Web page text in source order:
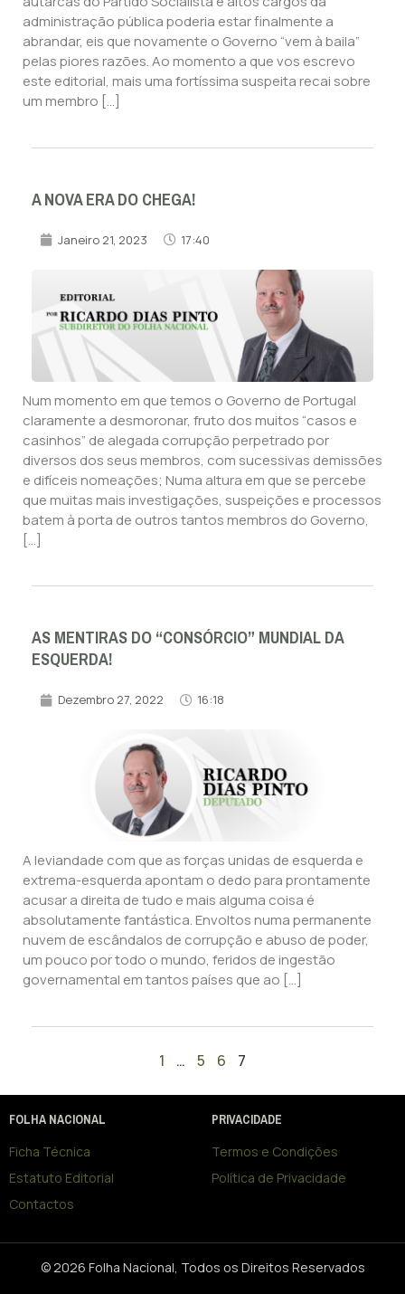
administração pública poderia estar finalmente a
abrandar, eis que novamente o Governo “vem à baila”
pelas piores razões. Ao momento a que vos escrevo
este editorial, mais uma fortíssima suspeita recai sobre
um membro […]
A NOVA ERA DO CHEGA!
Janeiro 21, 2023 17:40
Num momento em que temos o Governo de Portugal
claramente a desmoronar, fruto dos muitos “casos e
casinhos” de alegada corrupção perpetrado por
diversos dos seus membros, com sucessivas demissões
e difíceis nomeações; Numa altura em que se percebe
que muitas mais investigações, suspeições e processos
batem à porta de outros tantos membros do Governo,
[…]
AS MENTIRAS DO “CONSÓRCIO” MUNDIAL DA
ESQUERDA!
Dezembro 27, 2022 16:18
A leviandade com que as forças unidas de esquerda e
extrema-esquerda apontam o dedo para prontamente
acusar a direita de tudo e mais alguma coisa é
absolutamente fantástica. Envoltos numa permanente
nuvem de escândalos de corrupção e abuso de poder,
um pouco por todo o mundo, feridos de ingestão
governamental em tantos países que ao […]
1 … 5 6 7
FOLHA NACIONAL
Ficha Técnica
Estatuto Editorial
Contactos
PRIVACIDADE
Termos e Condições
Política de Privacidade
© 2026 Folha Nacional, Todos os Direitos Reservados